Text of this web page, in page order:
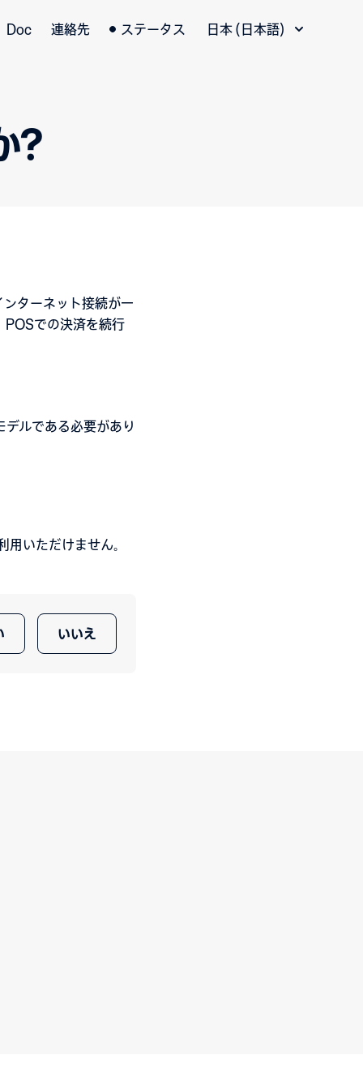
Doc 連絡先 ステータス
日本 (日本語)
?
ターネット接続が一
POSでの決済を続行
ルである必要があり
用いただけません。
いいえ